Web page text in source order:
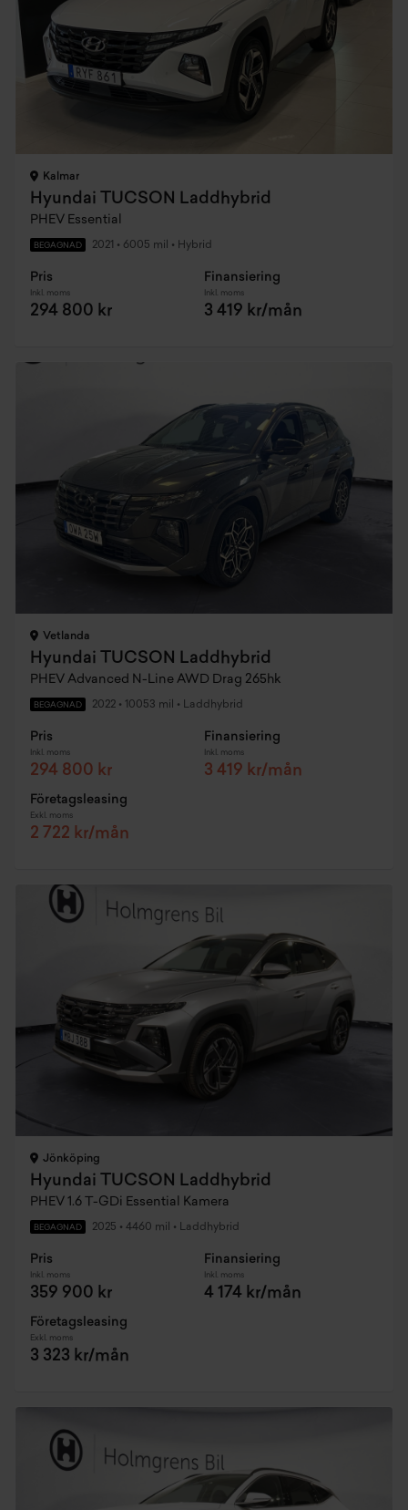
Kalmar
Hyundai TUCSON Laddhybrid
PHEV Essential
BEGAGNAD 2021 • 6005 mil • Hybrid
Pris
Inkl. moms
294 800 kr
Finansiering
Inkl. moms
3 419 kr/mån
Vetlanda
Hyundai TUCSON Laddhybrid
PHEV Advanced N-Line AWD Drag 265hk
BEGAGNAD 2022 • 10053 mil • Laddhybrid
Pris
Inkl. moms
294 800 kr
Finansiering
Inkl. moms
3 419 kr/mån
Företagsleasing
Exkl. moms
2 722 kr/mån
Jönköping
Hyundai TUCSON Laddhybrid
PHEV 1.6 T-GDi Essential Kamera
BEGAGNAD 2025 • 4460 mil • Laddhybrid
Pris
Inkl. moms
359 900 kr
Finansiering
Inkl. moms
4 174 kr/mån
Företagsleasing
Exkl. moms
3 323 kr/mån